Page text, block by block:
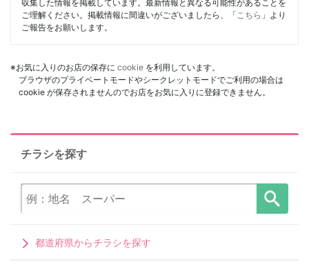
収集した情報を掲載しています。最新情報と異なる可能性があることを
ご理解ください。掲載情報に間違いがございましたら、「 こちら 」より
ご報告をお願いします。
※お気に入りのお店の保存に cookie を利用しています。
ブラウザのプライベートモードやシークレットモードでご利用の場合は
cookie が保存されませんのでお店をお気に入りに登録できません。
チラシを探す
都道府県からチラシを探す